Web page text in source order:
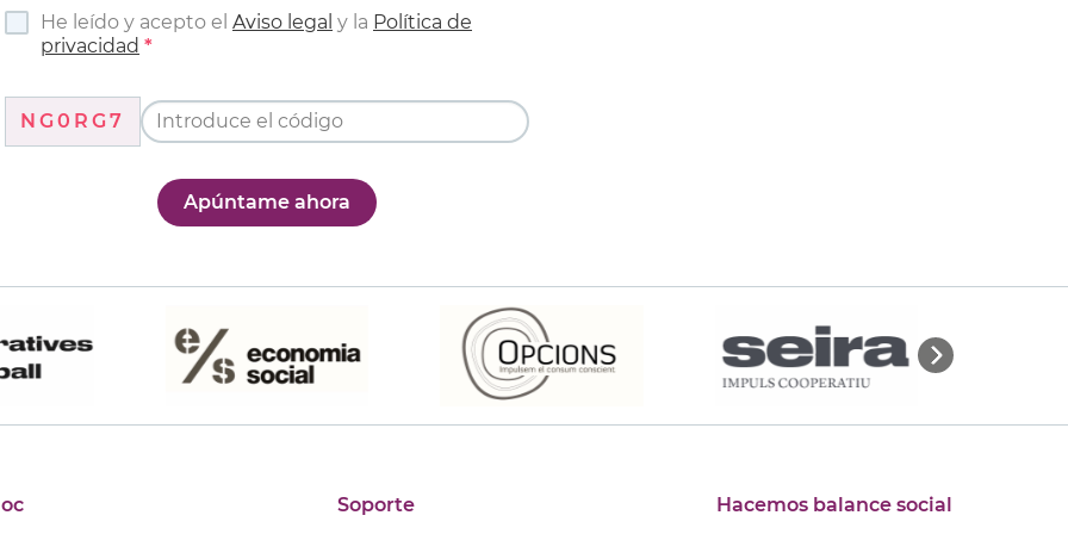
He leído y acepto el Aviso legal y la Política de
privacidad
NG0RG7
Apúntame ahora
Soporte Hacemos balance social